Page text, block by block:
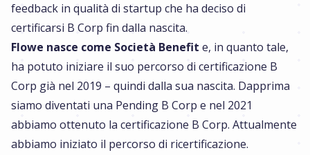
feedback in qualità di startup che ha deciso di
certificarsi B Corp fin dalla nascita.
Flowe nasce come Società Benefit e, in quanto tale,
ha potuto iniziare il suo percorso di certificazione B
Corp già nel 2019 – quindi dalla sua nascita. Dapprima
siamo diventati una Pending B Corp e nel 2021
abbiamo ottenuto la certificazione B Corp. Attualmente
abbiamo iniziato il percorso di ricertificazione.